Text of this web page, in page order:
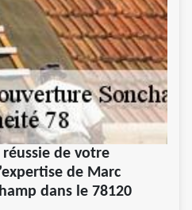
de votre
de Marc
dans le 78120